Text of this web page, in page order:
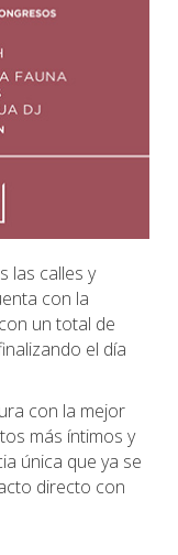
las calles y
con la
un total de
el día
con la mejor
más íntimos y
única que ya se
directo con